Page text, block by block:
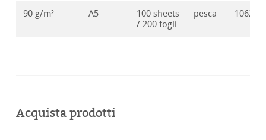
90 g/m² A5
100 sheets
/ 200 fogli
pesca
Acquista prodotti